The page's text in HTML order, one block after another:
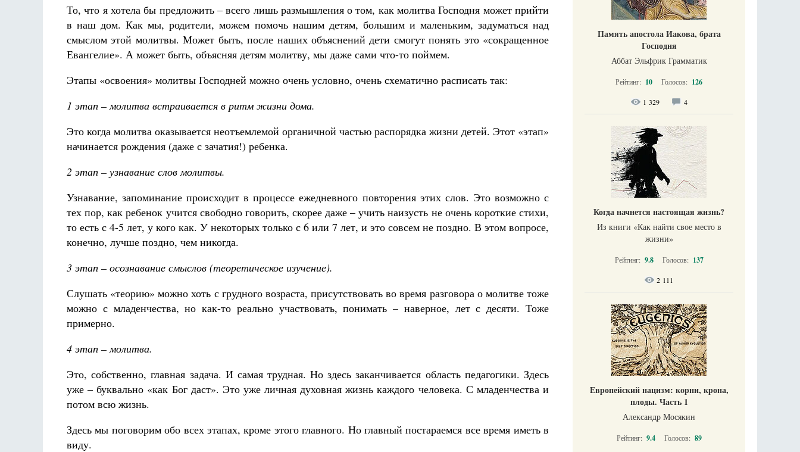
То, что я хотела бы предложить – всего лишь размышления о том, как молитва Господня может прийти
в наш дом. Как мы, родители, можем помочь нашим детям, большим и маленьким, задуматься над
смыслом этой молитвы. Может быть, после наших объяснений дети смогут понять это «сокращенное
Евангелие». А может быть, объясняя детям молитву, мы даже сами что-то поймем.
Этапы «освоения» молитвы Господней можно очень условно, очень схематично расписать так:
1 этап – молитва встраивается в ритм жизни дома.
Это когда молитва оказывается неотъемлемой органичной частью распорядка жизни детей. Этот «этап»
начинается рождения (даже с зачатия!) ребенка.
2 этап – узнавание слов молитвы.
Узнавание, запоминание происходит в процессе ежедневного повторения этих слов. Это возможно с
тех пор, как ребенок учится свободно говорить, скорее даже – учить наизусть не очень короткие стихи,
то есть с 4-5 лет, у кого как. У некоторых только с 6 или 7 лет, и это совсем не поздно. В этом вопросе,
конечно, лучше поздно, чем никогда.
3 этап – осознавание смыслов (теоретическое изучение).
Слушать «теорию» можно хоть с грудного возраста, присутствовать во время разговора о молитве тоже
можно с младенчества, но как-то реально участвовать, понимать – наверное, лет с десяти. Тоже
примерно.
4 этап – молитва.
Это, собственно, главная задача. И самая трудная. Но здесь заканчивается область педагогики. Здесь
уже – буквально «как Бог даст». Это уже личная духовная жизнь каждого человека. С младенчества и
потом всю жизнь.
Здесь мы поговорим обо всех этапах, кроме этого главного. Но главный постараемся все время иметь в
виду.
Память апостола Иакова, брата
Господня
Аббат Эльфрик Грамматик
Рейтинг: 10 Голосов: 126
1 329 4
Когда начнется настоящая жизнь?
Из книги «Как найти свое место в
жизни​»
Рейтинг: 9.8 Голосов: 137
2 111
Европейский нацизм: корни, крона,
плоды. Часть 1
Александр Мосякин
Рейтинг: 9.4 Голосов: 89